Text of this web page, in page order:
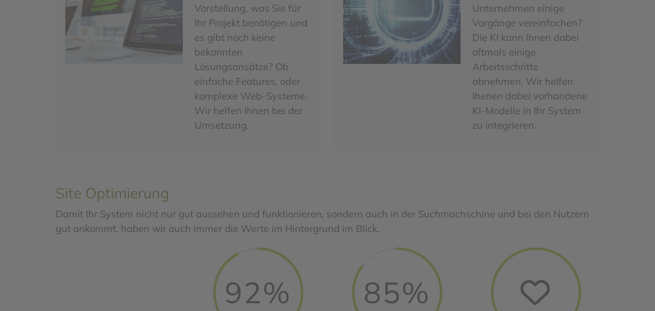
Vorstellung, was Sie für
Ihr Projekt benötigen und
es gibt noch keine
bekannten
Lösungsansätze? Ob
einfache Features, oder
komplexe Web-Systeme.
Wir helfen Ihnen bei der
Umsetzung.
Unternehmen einige
Vorgänge vereinfachen?
Die KI kann Ihnen dabei
oftmals einige
Arbeitsschritte
abnehmen. Wir helfen
Ihenen dabei vorhandene
KI-Modelle in Ihr System
zu integrieren.
Site Optimierung
Damit Ihr System nicht nur gut aussehen und funktionieren, sondern auch in der Suchmachschine und bei den Nutzern
gut ankommt, haben wir auch immer die Werte im Hintergrund im Blick.
92% 85%